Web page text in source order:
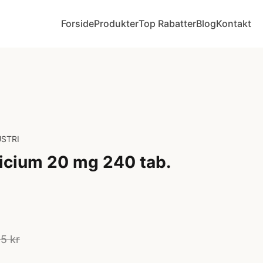
ForsideProdukterTop RabatterBlogKontakt
20 mg 240 tab.
kr